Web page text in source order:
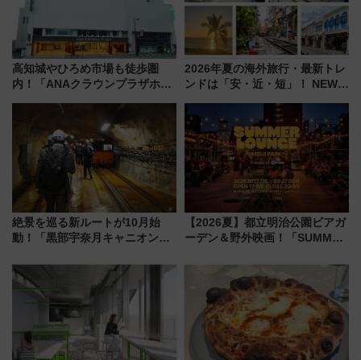
高知城やひろめ市場も徒歩圏
内！「ANAクラウンプラザホテ
2026年夏の海外旅行・最新トレ
ンドは「安・近・短」！ NEWT
渡航先TOP5とは？ 円安時代の
旅行術
絶景を巡る新ルートが10月始
動！「黒部宇奈月キャニオンル
ジ」がオープン
【2026夏】都立明治公園ビアガ
ーデン＆野外映画！「SUMMER
ケジュール 夜風とビール、映画